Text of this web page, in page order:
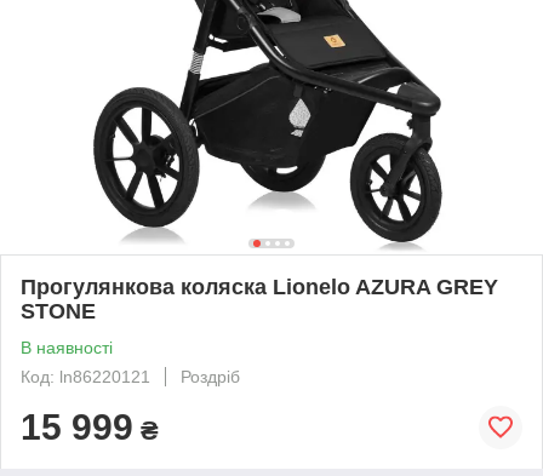
Прогулянкова коляска Lionelo AZURA GREY
STONE
В наявності
Код: ln86220121
Роздріб
15 999 ₴